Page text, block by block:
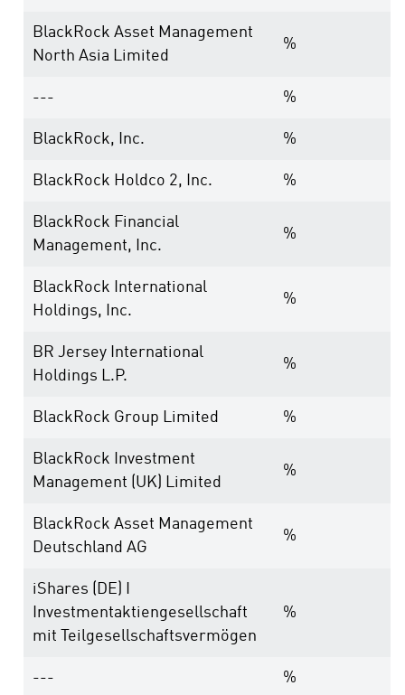
BlackRock Asset Management
North Asia Limited
%
--- %
BlackRock, Inc. %
BlackRock Holdco 2, Inc. %
BlackRock Financial
Management, Inc.
%
BlackRock International
Holdings, Inc.
%
BR Jersey International
Holdings L.P.
%
BlackRock Group Limited %
BlackRock Investment
Management (UK) Limited
%
BlackRock Asset Management
Deutschland AG
%
iShares (DE) I
Investmentaktiengesellschaft
mit Teilgesellschaftsvermögen
%
--- %